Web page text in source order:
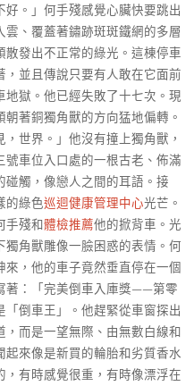
。」何手殘感覺心臟快要跳出
、覆蓋著鏽跡斑斑鐵網的多層
發出不正常的綠光。這棟停車
並且傳說只要有人敢在它面前
獄。他已經失敗了十七次。現
著銅獨角獸的方向猛地偏轉。
世界。」他沒有撞上獨角獸，
車位入口處的一根古老、佈滿
觸，像戀人之間的耳語。接
的綠色巡迴健康管理中心光芒。
手殘和體檢推薦他的掀背車。光
角獸雕像一臉困惑的表情。何
，他的車子竟然垂直停在一個
著：「完美倒車入庫獎——第零
倒車王」。他趕緊從車窗探出
而是一望無際、由無數白線和
來像是新買的輪胎和劣質香水
有時感覺很重，有時像漂浮在